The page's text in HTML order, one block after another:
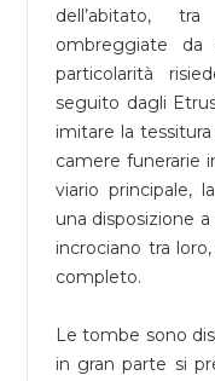
dell’abitato,
ombreggiate
particolarità
seguito dagli
imitare la
camere funerarie
viario principale,
una disposizione
incrociano tra
completo.
Le tombe sono
in gran parte si